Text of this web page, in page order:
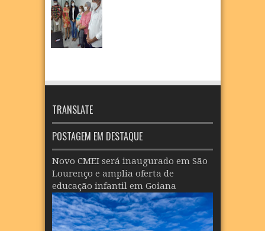
TRANSLATE
POSTAGEM EM DESTAQUE
Novo CMEI será inaugurado em São
Lourenço e amplia oferta de
educação infantil em Goiana